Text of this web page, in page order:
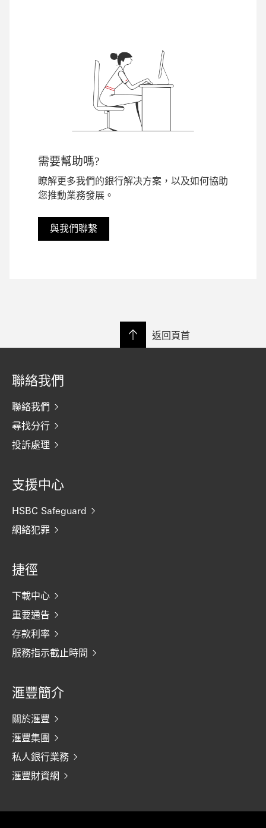
需要幫助嗎?
瞭解更多我們的銀行解决方案，以及如何協助
您推動業務發展。
與我們聯繫
返回頁首
聯絡我們
聯絡我們
尋找分行
投訴處理
支援中心
HSBC Safeguard
網絡犯罪
捷徑
下載中心
重要通告
存款利率
服務指示截止時間
滙豐簡介
關於滙豐
滙豐集團
私人銀行業務
滙豐財資網